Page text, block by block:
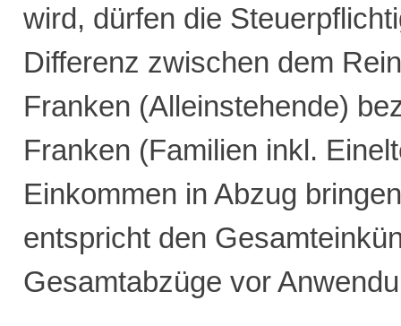
wird, dürfen die
Differenz zwischen dem
Franken (Alleinstehende)
Franken (Familien inkl.
Einkommen in Abzug
entspricht den
Gesamtabzüge vor